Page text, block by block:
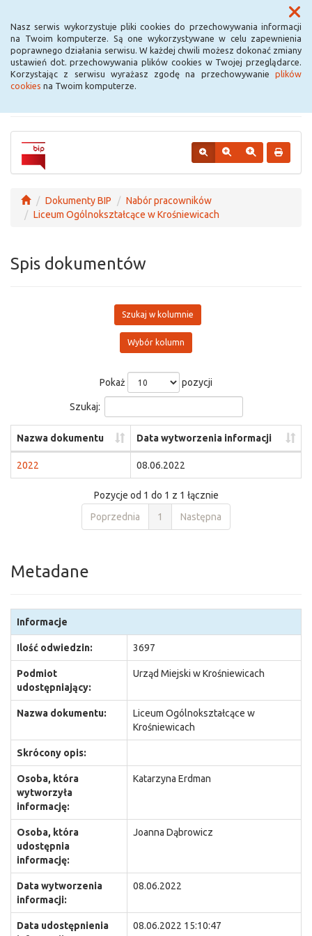
Nasz serwis wykorzystuje pliki cookies do przechowywania informacji
na Twoim komputerze. Są one wykorzystywane w celu zapewnienia
poprawnego działania serwisu. W każdej chwili możesz dokonać zmiany
ustawień dot. przechowywania plików cookies w Twojej przeglądarce.
Korzystając z serwisu wyrażasz zgodę na przechowywanie plików
cookies na Twoim komputerze.
Menu
Urząd Miejski w
Krośniewicach
Dokumenty BIP
Nabór pracowników
Liceum Ogólnokształcące w Krośniewicach
Spis dokumentów
Szukaj w kolumnie
Wybór kolumn
Pokaż pozycji
Szukaj:
Nazwa dokumentu Data wytworzenia informacji
2022 08.06.2022
Pozycje od 1 do 1 z 1 łącznie
Poprzednia
1 Następna
Metadane
Informacje
Ilość odwiedzin: 3697
Podmiot
udostępniający:
Urząd Miejski w Krośniewicach
Nazwa dokumentu:
Liceum Ogólnokształcące w
Krośniewicach
Skrócony opis:
Osoba, która
wytworzyła
informację:
Katarzyna Erdman
Osoba, która
udostępnia
informację:
Joanna Dąbrowicz
Data wytworzenia
informacji:
08.06.2022
Data udostępnienia
08.06.2022 15:10:47